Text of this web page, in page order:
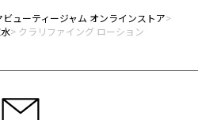
ビューティージャム オンラインストア
クラリファイング ローション